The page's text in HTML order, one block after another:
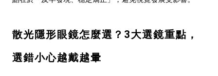
散光隱形眼鏡怎麼選？3大選鏡重點，
選錯小心越戴越暈